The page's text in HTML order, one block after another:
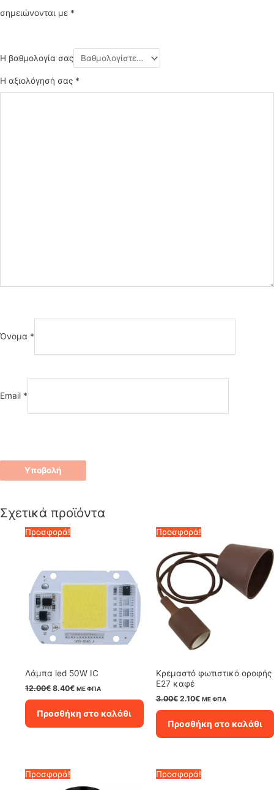
σημειώνονται με *
Η βαθμολογία σας
Η αξιολόγησή σας *
Όνομα *
Email *
Σχετικά προϊόντα
Προσφορά!
Λάμπα led 50W IC
12.00€ Original
price
12.00€.
8.40€Η
τρέχουσα
είναι:
8.40€.
ΜΕ ΦΠΑ
Προσθήκη στο καλάθι
Προσφορά!
Κρεμαστό φωτιστικό οροφής
E27 καφέ
3.00€ Original
price
3.00€.
2.10€Η
τρέχουσα
είναι:
2.10€.
ΜΕ ΦΠΑ
Προσθήκη στο καλάθι
Προσφορά! Προσφορά!